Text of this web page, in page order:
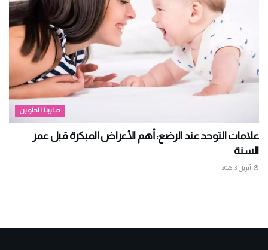
حبايبنا الحلوين
علامات التوحد عند الرضع: أهم الأعراض المبكرة قبل عمر
السنة
أبريل 3, 2026